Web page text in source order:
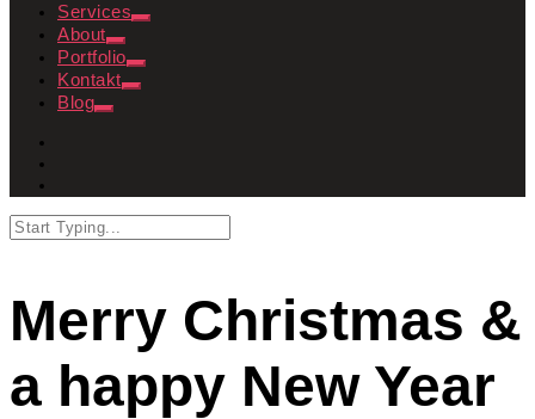
Services
About
Portfolio
Kontakt
Blog
Merry Christmas &
a happy New Year